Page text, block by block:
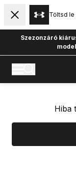
Töltsd le
Szezonzáró
Hiba